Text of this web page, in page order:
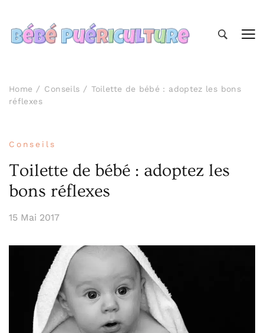
Home Conseils
Toilette de bébé : adoptez les bons
réflexes
Conseils
Toilette de bébé : adoptez les
bons réflexes
15 Mai 2017